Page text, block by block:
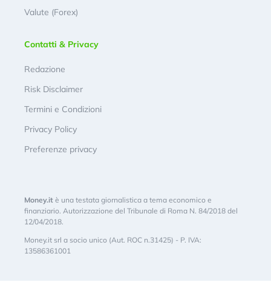
Valute (Forex)
Contatti & Privacy
Redazione
Risk Disclaimer
Termini e Condizioni
Privacy Policy
Preferenze privacy
Money.it è una testata giornalistica a tema economico e
finanziario. Autorizzazione del Tribunale di Roma N. 84/2018 del
12/04/2018.
Money.it srl a socio unico (Aut. ROC n.31425) - P. IVA:
13586361001